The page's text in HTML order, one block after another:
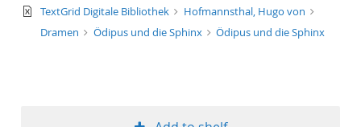
text/xml
TextGrid Digitale Bibliothek
Hofmannsthal, Hugo von
Dramen
Ödipus und die Sphinx Ödipus und die Sphinx